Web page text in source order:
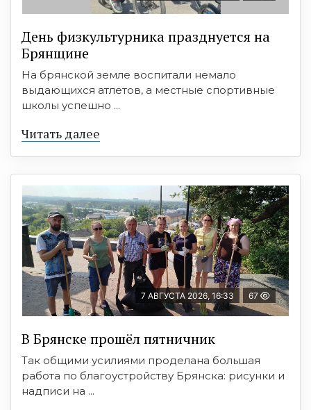
День физкультурника празднуется на
Брянщине
На брянской земле воспитали немало
выдающихся атлетов, а местные спортивные
школы успешно ...
Читать далее
7 АВГУСТА 2026, 16:33 67
В Брянске прошёл пятничник
Так общими усилиями проделана большая
работа по благоустройству Брянска: рисунки и
надписи на ...